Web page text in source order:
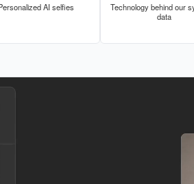
AI selfies
Technology behind our
data